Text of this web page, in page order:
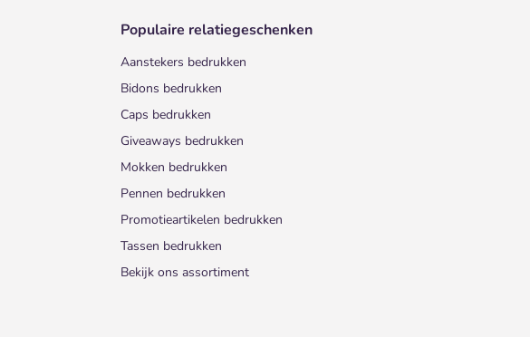
Populaire relatiegeschenken
Aanstekers bedrukken
Bidons bedrukken
Caps bedrukken
Giveaways bedrukken
Mokken bedrukken
Pennen bedrukken
Promotieartikelen bedrukken
Tassen bedrukken
Bekijk ons assortiment